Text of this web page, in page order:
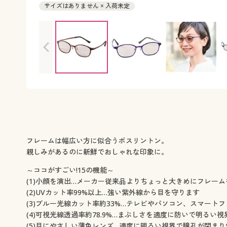
サイズはありません × 入荷未定
フレームは幅広い方に似合うボスリントン。
親しみがあるのに新鮮でおしゃれな印象に。
～ココがすごい!15の機能～
(1)小顔を演出…メーカー従来品よりちょっと大きめにフレー
(2)UVカット率99%以上…強い紫外線から目を守ります
(3)ブルー光線カット率約33%…テレビやパソコン、スマート
(4)可視光線透過率約78.9%…まぶしさを適度に防いで明るい視